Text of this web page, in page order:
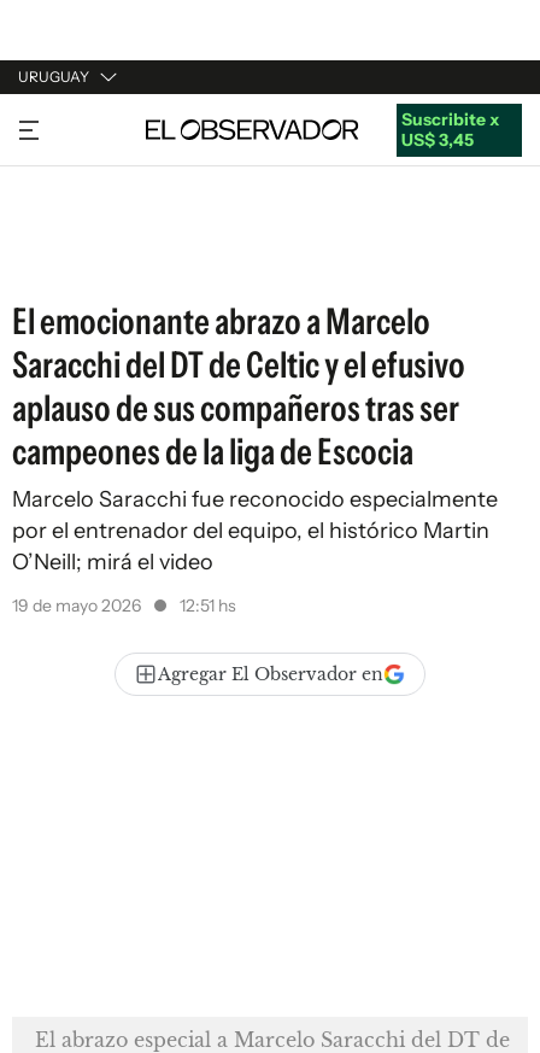
URUGUAY
URUGUAY
ARGENTINA
Suscribite x
US$ 3,45
El emocionante abrazo a Marcelo
Saracchi del DT de Celtic y el efusivo
aplauso de sus compañeros tras ser
campeones de la liga de Escocia
Marcelo Saracchi fue reconocido especialmente
por el entrenador del equipo, el histórico Martin
O’Neill; mirá el video
19 de mayo 2026 12:51 hs
Agregar El Observador en
El abrazo especial a Marcelo Saracchi del DT de